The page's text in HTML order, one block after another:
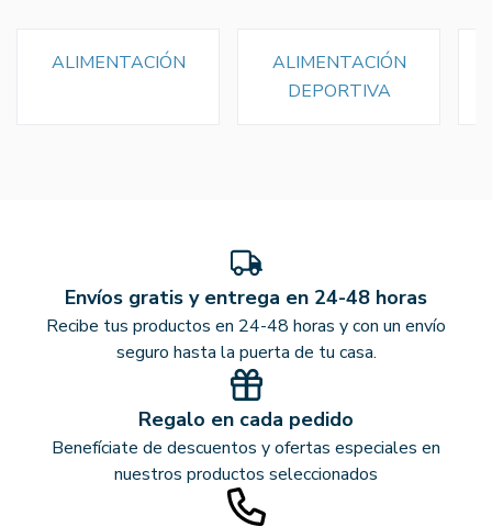
ALIMENTACIÓN
ALIMENTACIÓN
DEPORTIVA
Envíos gratis y entrega en 24-48 horas
Recibe tus productos en 24-48 horas y con un envío
seguro hasta la puerta de tu casa.
Regalo en cada pedido
Benefíciate de descuentos y ofertas especiales en
nuestros productos seleccionados